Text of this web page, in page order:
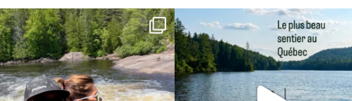
Les Laurentides, le Québec version
nature.
...
309 47
Et si je te disais qu’il existe un sentier où
126 37